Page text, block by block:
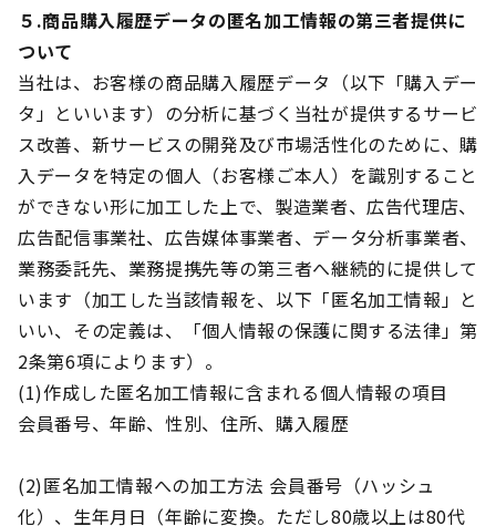
５.商品購入履歴データの匿名加工情報の第三者提供に
ついて
当社は、お客様の商品購入履歴データ（以下「購入デー
タ」といいます）の分析に基づく当社が提供するサービ
ス改善、新サービスの開発及び市場活性化のために、購
入データを特定の個人（お客様ご本人）を識別すること
ができない形に加工した上で、製造業者、広告代理店、
広告配信事業社、広告媒体事業者、データ分析事業者、
業務委託先、業務提携先等の第三者へ継続的に提供して
います（加工した当該情報を、以下「匿名加工情報」と
いい、その定義は、「個人情報の保護に関する法律」第
2条第6項によります）。
(1)作成した匿名加工情報に含まれる個人情報の項目
会員番号、年齢、性別、住所、購入履歴
(2)匿名加工情報への加工方法 会員番号（ハッシュ
化）、生年月日（年齢に変換。ただし80歳以上は80代